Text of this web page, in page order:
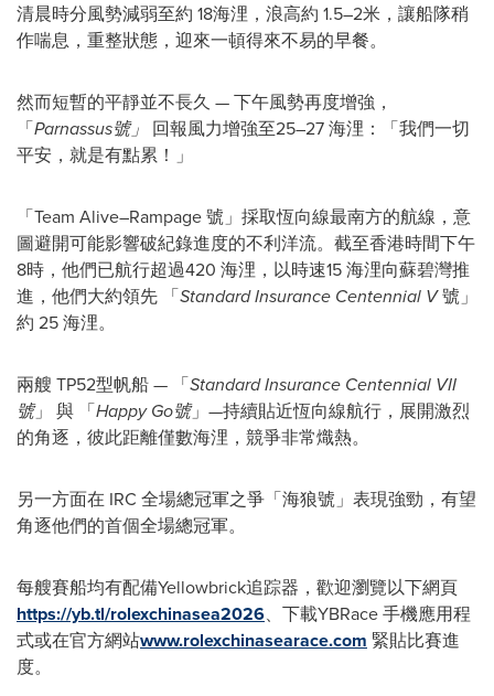
清晨時分風勢減弱至約 18海浬，浪高約 1.5–2米，讓船隊稍
作喘息，重整狀態，迎來一頓得來不易的早餐。
然而短暫的平靜並不長久 — 下午風勢再度增強，
「Parnassus號」 回報風力增強至25–27 海浬：「我們一切
平安，就是有點累！」
「Team Alive–Rampage 號」採取恆向線最南方的航線，意
圖避開可能影響破紀錄進度的不利洋流。截至香港時間下午
8時，他們已航行超過420 海浬，以時速15 海浬向蘇碧灣推
進，他們大約領先 「Standard Insurance Centennial V號」
約 25 海浬。
兩艘 TP52型帆船 — 「Standard Insurance Centennial VII
號」 與 「Happy Go號」—持續貼近恆向線航行，展開激烈
的角逐，彼此距離僅數海浬，競爭非常熾熱。
另一方面在 IRC 全場總冠軍之爭「海狼號」表現強勁，有望
角逐他們的首個全場總冠軍。
每艘賽船均有配備Yellowbrick追踪器，歡迎瀏覽以下網頁
https://yb.tl/rolexchinasea2026、下載YBRace 手機應用程
式或在官方網站www.rolexchinasearace.com 緊貼比賽進
度。